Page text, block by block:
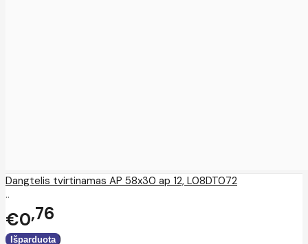
Dangtelis tvirtinamas AP 58x30 ap 12, L08DT072
..
€0 76